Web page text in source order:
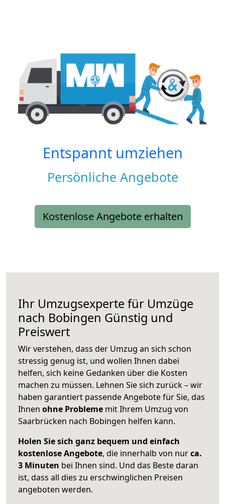
Entspannt umziehen
Persönliche Angebote
Kostenlose Angebote erhalten
Ihr Umzugsexperte für Umzüge
nach Bobingen Günstig und
Preiswert
Wir verstehen, dass der Umzug an sich schon
stressig genug ist, und wollen Ihnen dabei
helfen, sich keine Gedanken über die Kosten
machen zu müssen. Lehnen Sie sich zurück – wir
haben garantiert passende Angebote für Sie, das
Ihnen ohne Probleme mit Ihrem Umzug von
Saarbrücken nach Bobingen helfen kann.
Holen Sie sich ganz bequem und einfach
kostenlose Angebote, die innerhalb von nurca.
3 Minuten bei Ihnen sind. Und das Beste daran
ist, dass all dies zu erschwinglichen Preisen
angeboten werden.